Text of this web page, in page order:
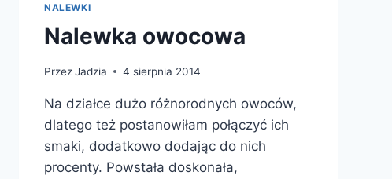
NALEWKI
Nalewka owocowa
PrzezJadzia 4 sierpnia 2014
Na działce dużo różnorodnych owoców,
dlatego też postanowiłam połączyć ich
smaki, dodatkowo dodając do nich
procenty. Powstała doskonała,